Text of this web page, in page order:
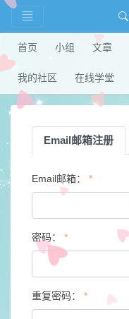
首页 小组 文章
我的社区 在线学堂
Email邮箱注册
Email邮箱： *
密码： *
重复密码： *